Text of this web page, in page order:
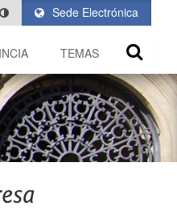
Sede Electrónica
TEMAS